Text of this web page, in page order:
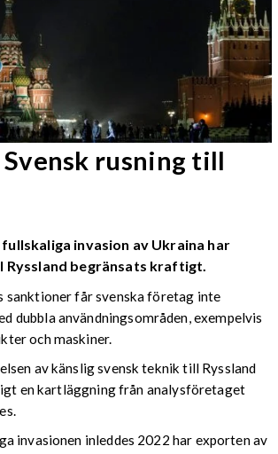
Svensk rusning till
fullskaliga invasion av Ukraina har
Ryssland begränsats kraftigt.
sanktioner får svenska företag inte
dubbla användningsområden, exempelvis
och maskiner.
av känslig svensk teknik till Ryssland
en kartläggning från analysföretaget
invasionen inleddes 2022 har exporten av